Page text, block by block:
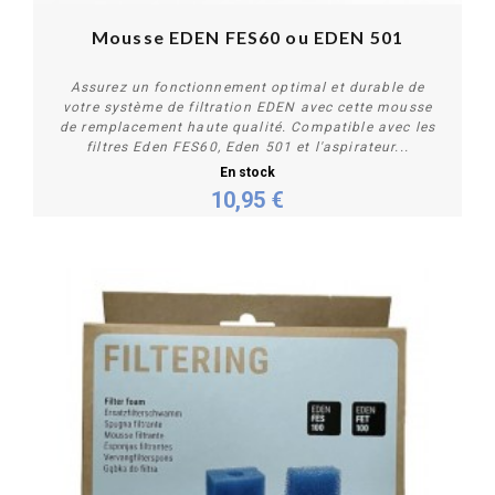
Acheter
Mousse EDEN FES60 ou EDEN 501
Assurez un fonctionnement optimal et durable de
votre système de filtration EDEN avec cette mousse
de remplacement haute qualité. Compatible avec les
filtres Eden FES60, Eden 501 et l'aspirateur...
En stock
10,95 €